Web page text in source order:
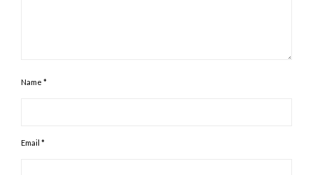
Name *
Email *